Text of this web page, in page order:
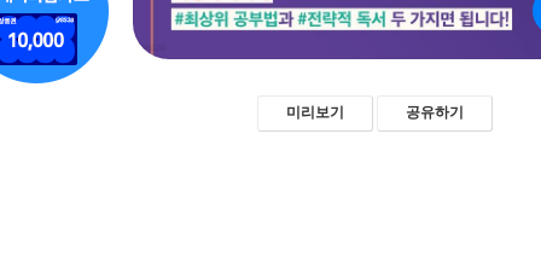
미리보기 공유하기